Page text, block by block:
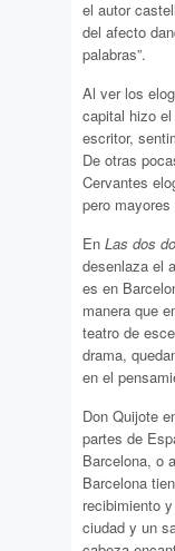
el autor
del afecto
palabras”.
Al ver los
capital hizo
escritor,
De otras
Cervantes
pero mayores
En Las dos
desenlaza el
es en
manera que
teatro de
drama,
en el
Don Quijote
partes de
Barcelona, o
Barcelona
recibimiento
ciudad y un